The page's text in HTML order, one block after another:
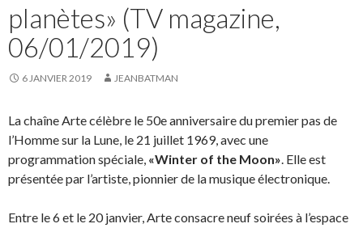
planètes» (TV magazine,
06/01/2019)
6 JANVIER 2019 JEANBATMAN
La chaîne Arte célèbre le 50e anniversaire du premier pas de
l’Homme sur la Lune, le 21 juillet 1969, avec une
programmation spéciale, «Winter of the Moon». Elle est
présentée par l’artiste, pionnier de la musique électronique.
Entre le 6 et le 20 janvier, Arte consacre neuf soirées à l’espace